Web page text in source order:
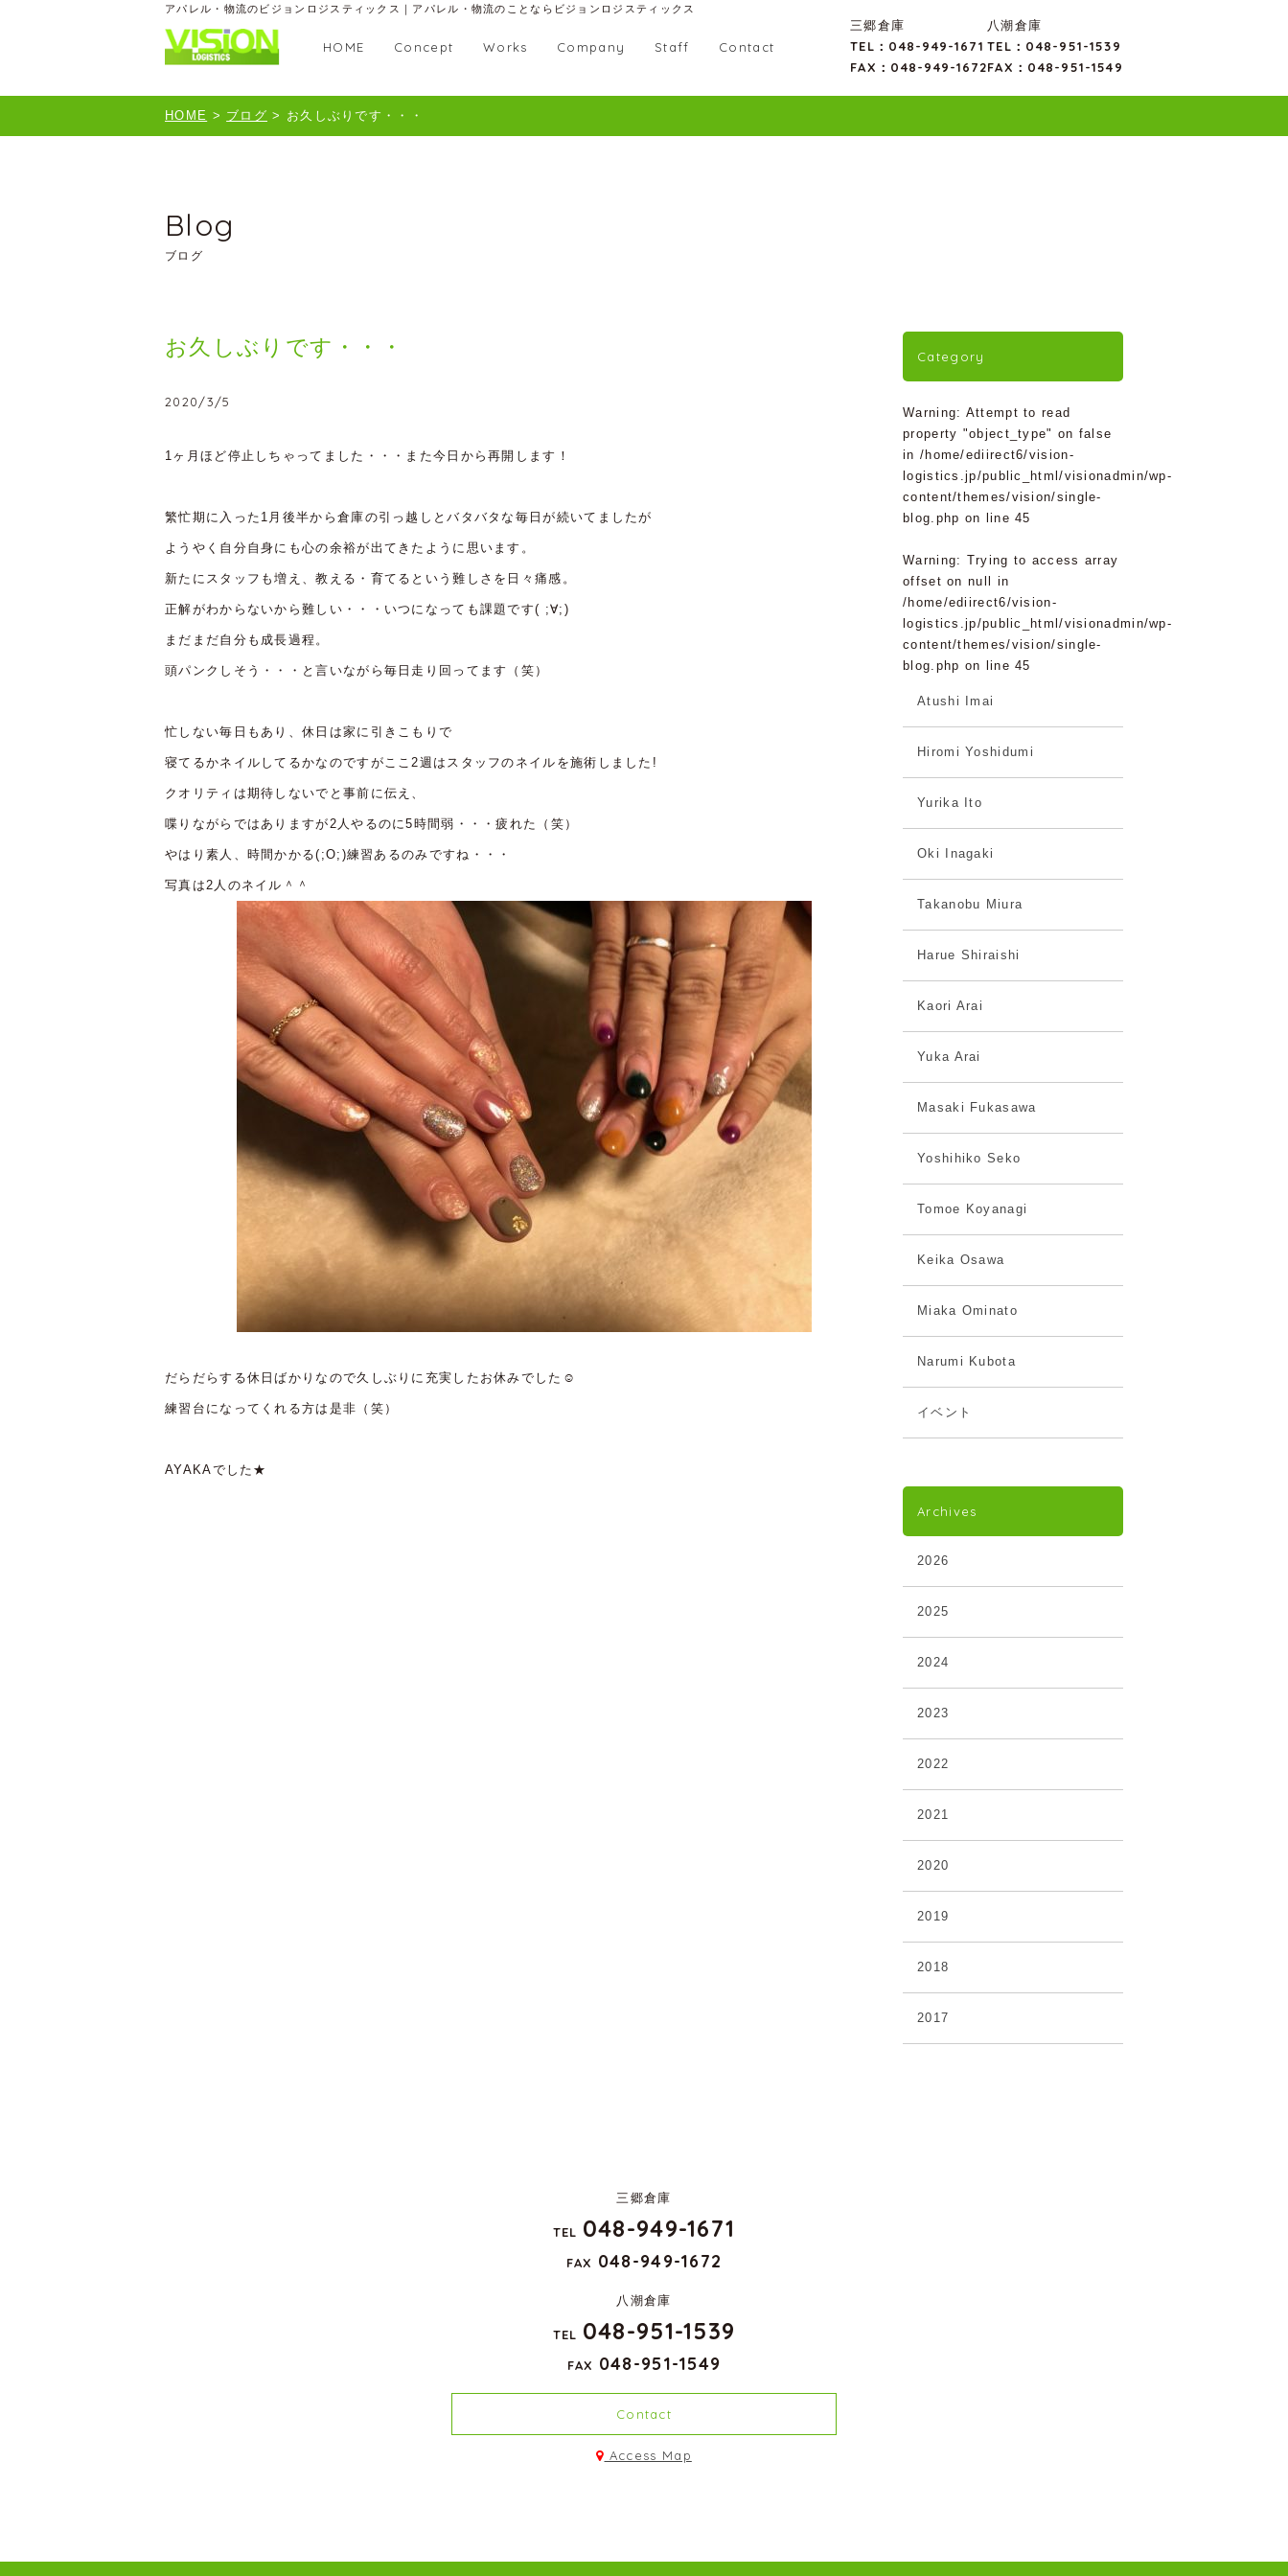
アパレル・物流のビジョンロジスティックス｜アパレル・物流のことならビジョンロジスティックス
HOME Concept Works Company Staff Contact
三郷倉庫
TEL：048-949-1671
FAX：048-949-1672
八潮倉庫
TEL：048-951-1539
FAX：048-951-1549
HOME > ブログ > お久しぶりです・・・
Blog
ブログ
お久しぶりです・・・
2020/3/5
1ヶ月ほど停止しちゃってました・・・また今日から再開します！
繁忙期に入った1月後半から倉庫の引っ越しとバタバタな毎日が続いてましたが
ようやく自分自身にも心の余裕が出てきたように思います。
新たにスタッフも増え、教える・育てるという難しさを日々痛感。
正解がわからないから難しい・・・いつになっても課題です( ;∀;)
まだまだ自分も成長過程。
頭パンクしそう・・・と言いながら毎日走り回ってます（笑）
忙しない毎日もあり、休日は家に引きこもりで
寝てるかネイルしてるかなのですがここ2週はスタッフのネイルを施術しました!
クオリティは期待しないでと事前に伝え、
喋りながらではありますが2人やるのに5時間弱・・・疲れた（笑）
やはり素人、時間かかる(;O;)練習あるのみですね・・・
写真は2人のネイル＾＾
だらだらする休日ばかりなので久しぶりに充実したお休みでした☺
練習台になってくれる方は是非（笑）
AYAKAでした★
Category
Warning: Attempt to read
property "object_type" on false
in /home/ediirect6/vision-
logistics.jp/public_html/visionadmin/wp-
content/themes/vision/single-
blog.php on line45
Warning: Trying to access array
offset on null in
/home/ediirect6/vision-
logistics.jp/public_html/visionadmin/wp-
content/themes/vision/single-
blog.php on line45
Atushi Imai
Hiromi Yoshidumi
Yurika Ito
Oki Inagaki
Takanobu Miura
Harue Shiraishi
Kaori Arai
Yuka Arai
Masaki Fukasawa
Yoshihiko Seko
Tomoe Koyanagi
Keika Osawa
Miaka Ominato
Narumi Kubota
イベント
Archives
2026
2025
2024
2023
2022
2021
2020
2019
2018
2017
三郷倉庫
TEL 048-949-1671
FAX 048-949-1672
八潮倉庫
TEL 048-951-1539
FAX 048-951-1549
Contact
Access Map